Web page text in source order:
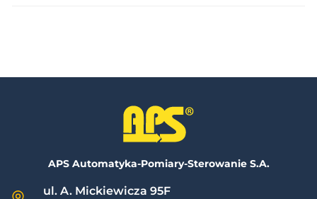
APS Automatyka-Pomiary-Sterowanie S.A.
ul. A. Mickiewicza 95F